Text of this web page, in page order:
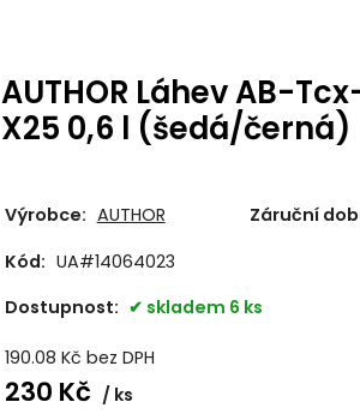
AUTHOR Láhev AB-
X25 0,6 l (šedá/černá)
Výrobce: AUTHOR Záruční
Kód: UA#14064023
Dostupnost:
skladem 6 ks
190.08 Kč bez DPH
230 Kč ks